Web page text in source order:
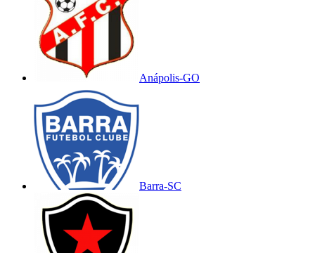
Anápolis-GO
Barra-SC